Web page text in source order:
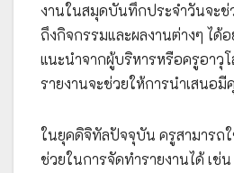
งานในสมุดบันทึกประจำวันจะช่
ถึงกิจกรรมและผลงานต่างๆ ได้
แนะนำจากผู้บริหารหรือครูอาวุ
รายงานจะช่วยให้การนำเสนอ
ในยุคดิจิทัลปัจจุบัน ครูสามารถใ
ช่วยในการจัดทำรายงานได้ เช่